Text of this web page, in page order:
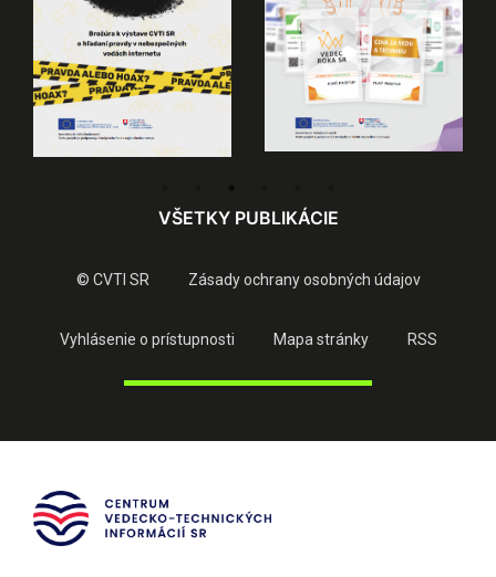
VŠETKY PUBLIKÁCIE
© CVTI SR Zásady ochrany osobných údajov
Vyhlásenie o prístupnosti Mapa stránky RSS